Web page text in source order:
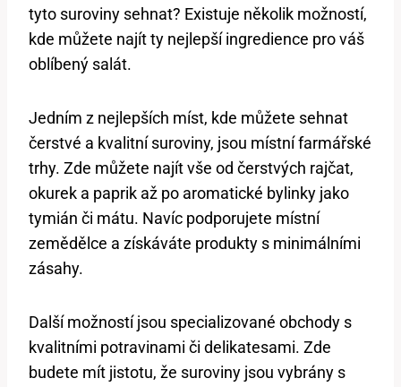
tyto​ suroviny sehnat? Existuje několik​ možností,
kde můžete najít ty nejlepší ingredience pro váš
⁢oblíbený salát.
Jedním z nejlepších ‌míst, kde můžete sehnat
čerstvé a kvalitní suroviny, jsou místní​ farmářské
trhy. Zde můžete najít vše od ⁢čerstvých rajčat,
okurek a paprik až po aromatické bylinky jako
tymián či mátu. Navíc podporujete místní
zemědělce a získáváte produkty s​ minimálními
zásahy.
Další možností ‍jsou specializované ⁣obchody s
kvalitními potravinami či delikatesami. Zde
budete mít‌ jistotu, ⁣že suroviny jsou vybrány s‌